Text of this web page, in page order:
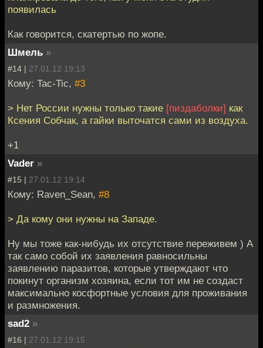
появилась
Как говорится, скатертью по жопе.
Шмель »
#14 | 27.01.12 19:13
Кому: Tac-Tic, #3
> Нет России нужны только такие [пиздаболки] как
Ксения Собчак, а гайки выточатся сами из воздуха.
+1
Vader »
#15 | 27.01.12 19:14
Кому: Raven_Sean, #8
> Да кому они нужны на Западе.
Ну мы тоже как-нибудь их отсутствие переживем ) А
так само собой их заявления равносильны
заявлению паразитов, которые утверждают что
покинут организм хозяина, если тот им не создаст
максимально косфортные условия для проживания
и размножения.
sad2 »
#16 | 27.01.12 19:15